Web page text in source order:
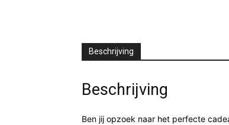
Beschrijving
Beschrijving
Ben jij opzoek naar het perfecte